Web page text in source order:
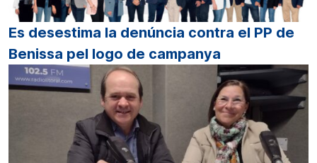
Es desestima la denúncia contra el PP de
Benissa pel logo de campanya